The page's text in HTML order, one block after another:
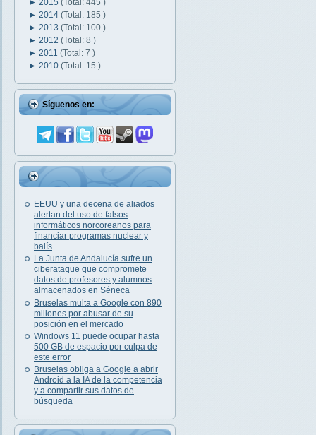
► 2014 (Total: 185 )
► 2013 (Total: 100 )
► 2012 (Total: 8 )
► 2011 (Total: 7 )
► 2010 (Total: 15 )
Síguenos en:
EEUU y una decena de aliados
alertan del uso de falsos
informáticos norcoreanos para
financiar programas nuclear y
balís
La Junta de Andalucía sufre un
ciberataque que compromete
datos de profesores y alumnos
almacenados en Séneca
Bruselas multa a Google con 890
millones por abusar de su
posición en el mercado
Windows 11 puede ocupar hasta
500 GB de espacio por culpa de
este error
Bruselas obliga a Google a abrir
Android a la IA de la competencia
y a compartir sus datos de
búsqueda